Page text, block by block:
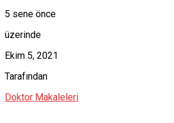
5 sene önce
üzerinde
Ekim 5, 2021
Tarafından
Doktor Makaleleri